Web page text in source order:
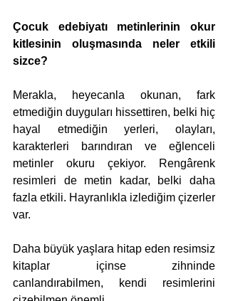
Çocuk edebiyatı metinlerinin okur
kitlesinin oluşmasında neler etkili
sizce?
Merakla, heyecanla okunan, fark
etmediğin duyguları hissettiren, belki hiç
hayal etmediğin yerleri, olayları,
karakterleri barındıran ve eğlenceli
metinler okuru çekiyor. Rengârenk
resimleri de metin kadar, belki daha
fazla etkili. Hayranlıkla izlediğim çizerler
var.
Daha büyük yaşlara hitap eden resimsiz
kitaplar içinse zihninde
canlandırabilmen, kendi resimlerini